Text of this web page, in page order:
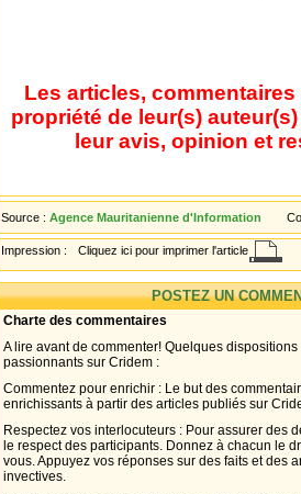
Les articles,
propriété de leur(s)
leur avis, opinion et
Source : Agence Mauritanienne d'Information
Impression : Cliquez ici pour imprimer l'article
POSTEZ UN
Charte des commentaires
A lire avant de commenter! Quelques
passionnants sur Cridem :
Commentez pour enrichir : Le but des
enrichissants à partir des articles publiés sur
Respectez vos interlocuteurs : Pour assurer des
le respect des participants. Donnez à chacun le
vous. Appuyez vos réponses sur des faits et des
invectives.